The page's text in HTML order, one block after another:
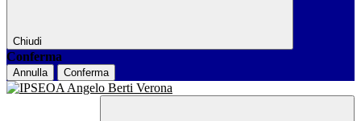
Chiudi
Conferma
Annulla Conferma